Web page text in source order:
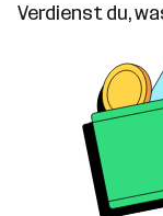
Verdienst du,